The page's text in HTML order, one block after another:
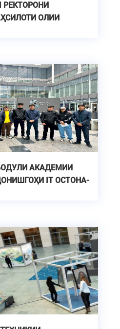
РЕКТОРОНИ
ОЛИИ
АКАДЕМИИ
IT ОСТОНА-